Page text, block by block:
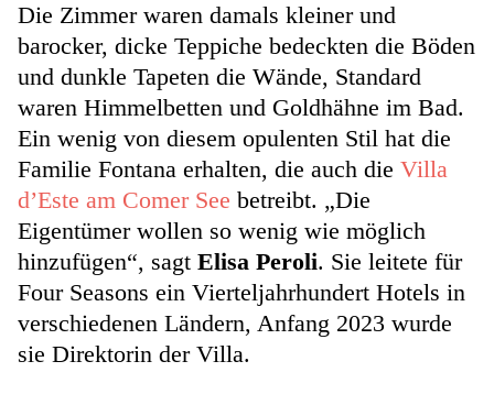
Die Zimmer waren damals kleiner und
barocker, dicke Teppiche bedeckten die Böden
und dunkle Tapeten die Wände, Standard
waren Himmelbetten und Goldhähne im Bad.
Ein wenig von diesem opulenten Stil hat die
Familie Fontana erhalten, die auch die Villa
d’Este am Comer See betreibt. „Die
Eigentümer wollen so wenig wie möglich
hinzufügen“, sagt Elisa Peroli. Sie leitete für
Four Seasons ein Vierteljahrhundert Hotels in
verschiedenen Ländern, Anfang 2023 wurde
sie Direktorin der Villa.